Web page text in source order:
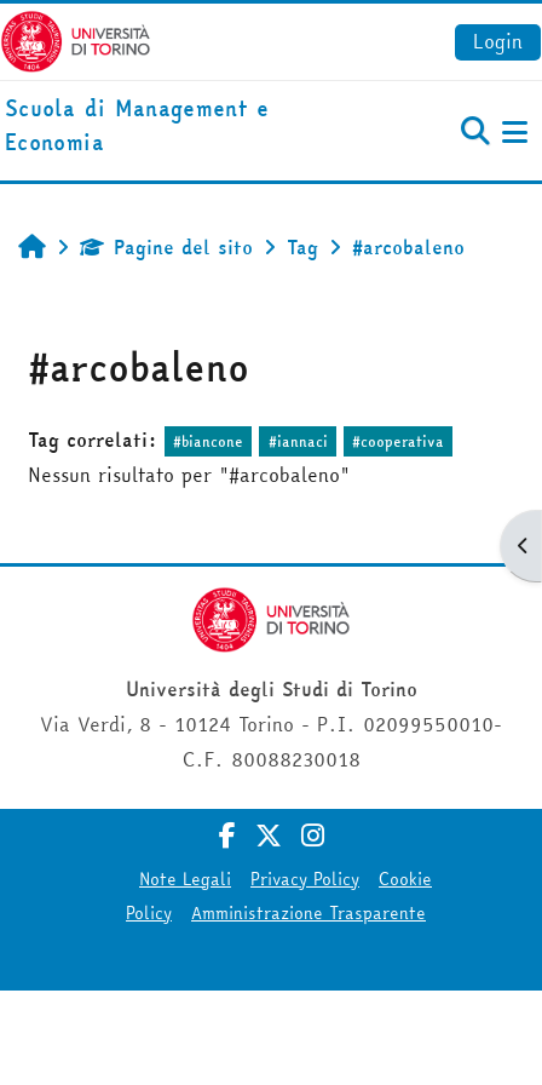
Vai al contenuto principale
Login
Scuola di Management e
Economia
HomePagine del sito Tag #arcobaleno
#arcobaleno
Tag correlati: #biancone #iannaci #cooperativa
Nessun risultato per "#arcobaleno"
Università degli Studi di Torino
Via Verdi, 8 - 10124 Torino - P.I. 02099550010-
C.F. 80088230018
Note Legali Privacy Policy
Cookie
Policy
Amministrazione Trasparente